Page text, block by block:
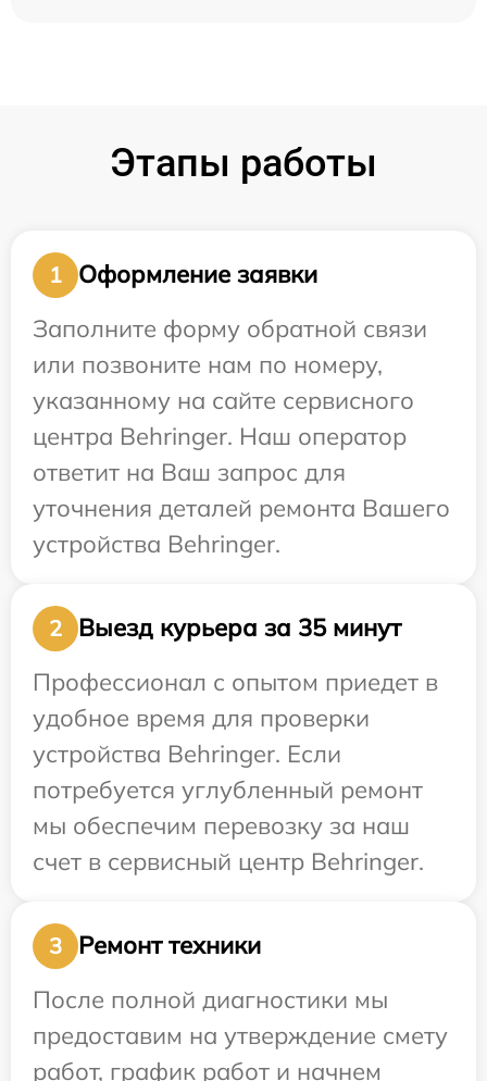
Этапы работы
1
Оформление заявки
Заполните форму обратной связи
или позвоните нам по номеру,
указанному на сайте сервисного
центра Behringer. Наш оператор
ответит на Ваш запрос для
уточнения деталей ремонта Вашего
устройства Behringer.
2
Выезд курьера за 35 минут
Профессионал с опытом приедет в
удобное время для проверки
устройства Behringer. Если
потребуется углубленный ремонт
мы обеспечим перевозку за наш
счет в сервисный центр Behringer.
3
Ремонт техники
После полной диагностики мы
предоставим на утверждение смету
работ, график работ и начнем